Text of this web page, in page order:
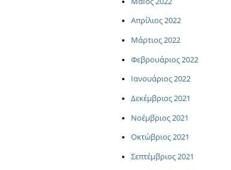
Απρίλιος 2022
Μάρτιος 2022
Φεβρουάριος 2022
Ιανουάριος 2022
Δεκέμβριος 2021
Νοέμβριος 2021
Οκτώβριος 2021
Σεπτέμβριος 2021